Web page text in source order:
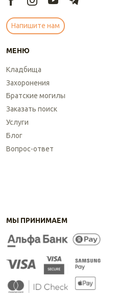
Напишите нам
МЕНЮ
Кладбища
Захоронения
Братские могилы
Заказать поиск
Услуги
Блог
Вопрос-ответ
МЫ ПРИНИМАЕМ